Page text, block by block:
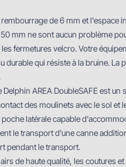
de 6 mm et l'espace
mm ne sont aucun problème
les fermetures velcro. Votre
durable qui résiste à la bruine.
AREA DoubleSAFE est
des moulinets avec le sol
latérale capable
le transport d'une canne
pendant le transport.
de haute qualité, les coutures